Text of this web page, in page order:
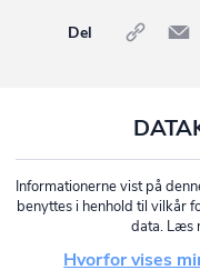
Del
Informationerne vist på
benyttes i henhold til vilkår
data. Læs
Hvorfor vises